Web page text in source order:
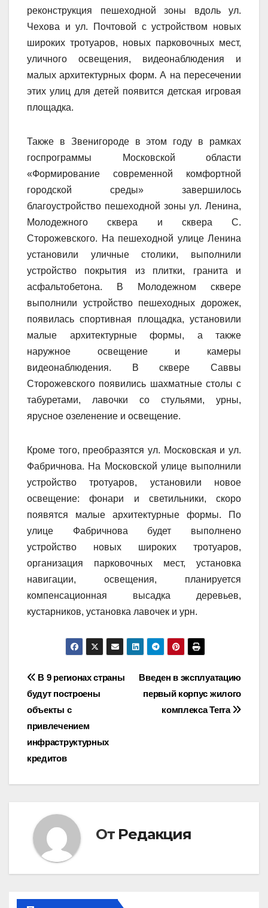
реконструкция пешеходной зоны вдоль ул.
Чехова и ул. Почтовой с устройством новых
широких тротуаров, новых парковочных мест,
уличного освещения, видеонаблюдения и
малых архитектурных форм. А на пересечении
этих улиц для детей появится детская игровая
площадка.
Также в Звенигороде в этом году в рамках
госпрограммы Московской области
«Формирование современной комфортной
городской среды» завершилось
благоустройство пешеходной зоны ул. Ленина,
Молодежного сквера и сквера С.
Сторожевского. На пешеходной улице Ленина
установили уличные столики, выполнили
устройство покрытия из плитки, гранита и
асфальтобетона. В Молодежном сквере
выполнили устройство пешеходных дорожек,
появилась спортивная площадка, установили
малые архитектурные формы, а также
наружное освещение и камеры
видеонаблюдения. В сквере Саввы
Сторожевского появились шахматные столы с
табуретами, лавочки со стульями, урны,
ярусное озеленение и освещение.
Кроме того, преобразятся ул. Московская и ул.
Фабричнова. На Московской улице выполнили
устройство тротуаров, установили новое
освещение: фонари и светильники, скоро
появятся малые архитектурные формы. По
улице Фабричнова будет выполнено
устройство новых широких тротуаров,
организация парковочных мест, установка
навигации, освещения, планируется
компенсационная высадка деревьев,
кустарников, установка лавочек и урн.
Навигация
по
записям
Введен в эксплуатацию
первый корпус жилого
комплекса Terra
В 9 регионах страны
будут построены
объекты с
привлечением
инфраструктурных
кредитов
От Редакция